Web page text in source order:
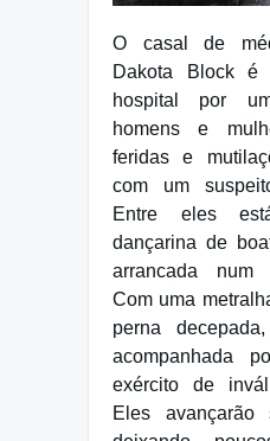
O casal de
Dakota Block é
hospital por
homens e
feridas e
com um
Entre eles
dançarina de
arrancada num
Com uma
perna
acompanhada
exército de
Eles